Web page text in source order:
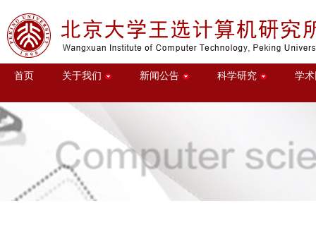
首页 关于我们 新闻公告 科学研究 学